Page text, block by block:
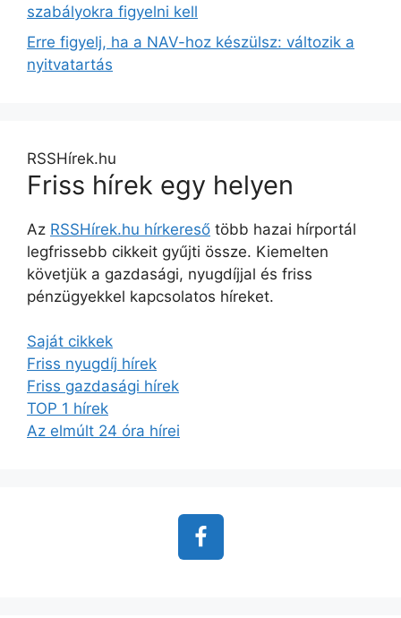
szabályokra figyelni kell
Erre figyelj, ha a NAV-hoz készülsz: változik a
nyitvatartás
RSSHírek.hu
Friss hírek egy helyen
Az RSSHírek.hu hírkereső több hazai hírportál
legfrissebb cikkeit gyűjti össze. Kiemelten
követjük a gazdasági, nyugdíjjal és friss
pénzügyekkel kapcsolatos híreket.
Saját cikkek
Friss nyugdíj hírek
Friss gazdasági hírek
TOP 1 hírek
Az elmúlt 24 óra hírei